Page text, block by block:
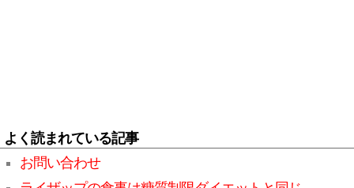
よく読まれている記事
お問い合わせ